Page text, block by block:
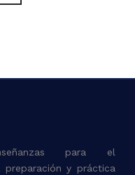
para el
preparación y práctica